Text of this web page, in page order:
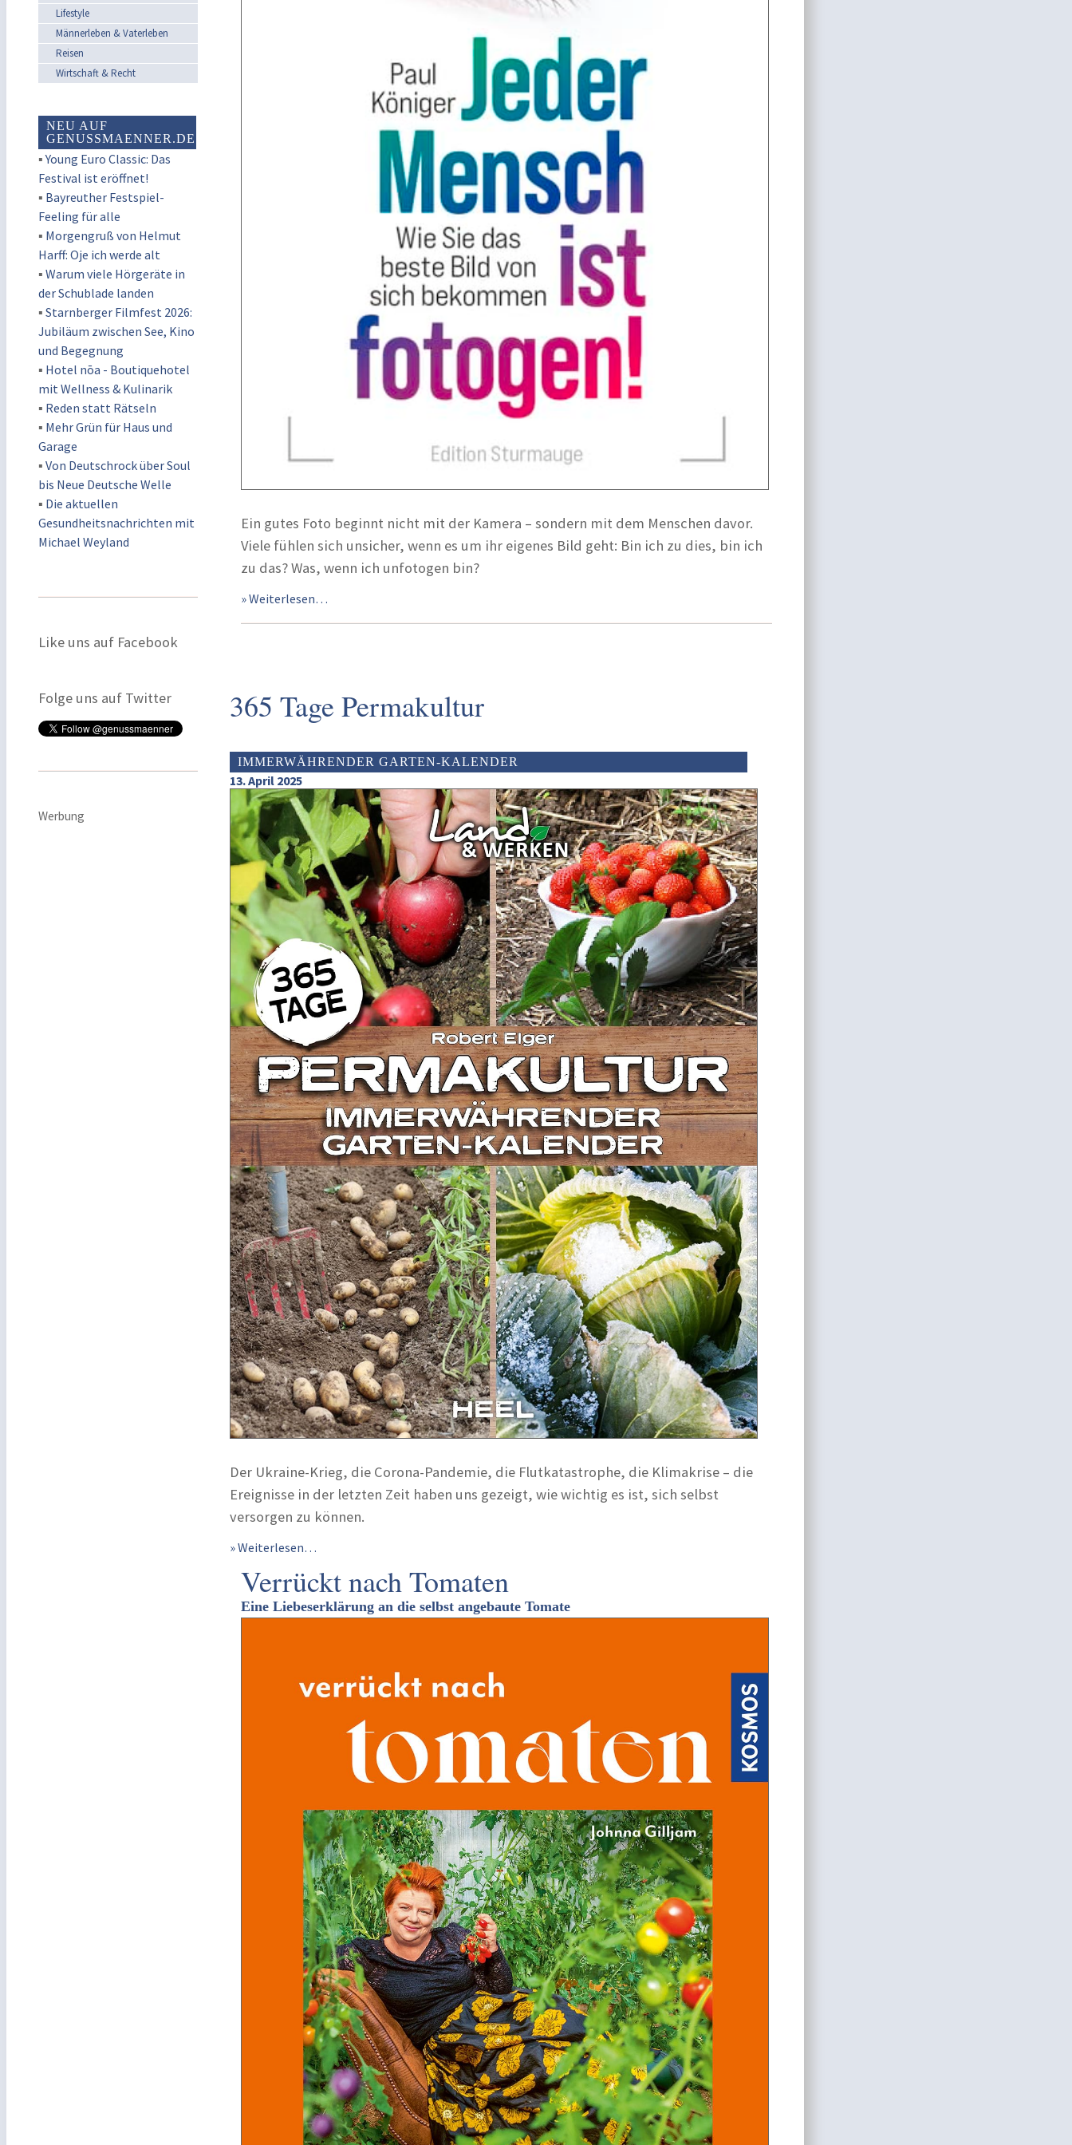
Lifestyle
Männerleben & Vaterleben
Reisen
Wirtschaft & Recht
NEU AUF
GENUSSMAENNER.DE
▪Young Euro Classic: Das
Festival ist eröffnet!
▪ Bayreuther Festspiel-
Feeling für alle
▪ Morgengruß von Helmut
Harff: Oje ich werde alt
▪ Warum viele Hörgeräte in
der Schublade landen
▪ Starnberger Filmfest 2026:
Jubiläum zwischen See, Kino
und Begegnung
▪ Hotel nōa - Boutiquehotel
mit Wellness & Kulinarik
▪ Reden statt Rätseln
▪ Mehr Grün für Haus und
Garage
▪ Von Deutschrock über Soul
bis Neue Deutsche Welle
▪ Die aktuellen
Gesundheitsnachrichten mit
Michael Weyland
Like uns auf Facebook
Folge uns auf Twitter
Werbung
Ein gutes Foto beginnt nicht mit der Kamera – sondern mit dem Menschen davor.
Viele fühlen sich unsicher, wenn es um ihr eigenes Bild geht: Bin ich zu dies, bin ich
zu das? Was, wenn ich unfotogen bin?
» Weiterlesen…
365 Tage Permakultur
IMMERWÄHRENDER GARTEN-KALENDER
13. April 2025
Der Ukraine-Krieg, die Corona-Pandemie, die Flutkatastrophe, die Klimakrise – die
Ereignisse in der letzten Zeit haben uns gezeigt, wie wichtig es ist, sich selbst
versorgen zu können.
» Weiterlesen…
Verrückt nach Tomaten
Eine Liebeserklärung an die selbst angebaute Tomate